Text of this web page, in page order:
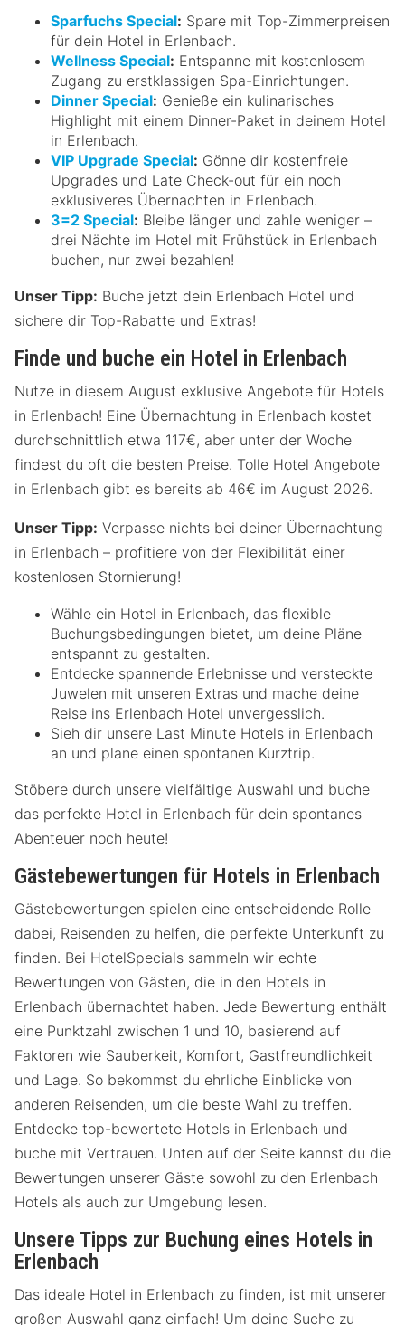
Sparfuchs Special: Spare mit Top-Zimmerpreisen
für dein Hotel in Erlenbach.
Wellness Special: Entspanne mit kostenlosem
Zugang zu erstklassigen Spa-Einrichtungen.
Dinner Special: Genieße ein kulinarisches
Highlight mit einem Dinner-Paket in deinem Hotel
in Erlenbach.
VIP Upgrade Special: Gönne dir kostenfreie
Upgrades und Late Check-out für ein noch
exklusiveres Übernachten in Erlenbach.
3=2 Special: Bleibe länger und zahle weniger –
drei Nächte im Hotel mit Frühstück in Erlenbach
buchen, nur zwei bezahlen!
Unser Tipp: Buche jetzt dein Erlenbach Hotel und
sichere dir Top-Rabatte und Extras!
Finde und buche ein Hotel in Erlenbach
Nutze in diesem August exklusive Angebote für Hotels
in Erlenbach! Eine Übernachtung in Erlenbach kostet
durchschnittlich etwa 117€, aber unter der Woche
findest du oft die besten Preise. Tolle Hotel Angebote
in Erlenbach gibt es bereits ab 46€ im August 2026.
Unser Tipp: Verpasse nichts bei deiner Übernachtung
in Erlenbach – profitiere von der Flexibilität einer
kostenlosen Stornierung!
Wähle ein Hotel in Erlenbach, das flexible
Buchungsbedingungen bietet, um deine Pläne
entspannt zu gestalten.
Entdecke spannende Erlebnisse und versteckte
Juwelen mit unseren Extras und mache deine
Reise ins Erlenbach Hotel unvergesslich.
Sieh dir unsere Last Minute Hotels in Erlenbach
an und plane einen spontanen Kurztrip.
Stöbere durch unsere vielfältige Auswahl und buche
das perfekte Hotel in Erlenbach für dein spontanes
Abenteuer noch heute!
Gästebewertungen für Hotels in Erlenbach
Gästebewertungen spielen eine entscheidende Rolle
dabei, Reisenden zu helfen, die perfekte Unterkunft zu
finden. Bei HotelSpecials sammeln wir echte
Bewertungen von Gästen, die in den Hotels in
Erlenbach übernachtet haben. Jede Bewertung enthält
eine Punktzahl zwischen 1 und 10, basierend auf
Faktoren wie Sauberkeit, Komfort, Gastfreundlichkeit
und Lage. So bekommst du ehrliche Einblicke von
anderen Reisenden, um die beste Wahl zu treffen.
Entdecke top-bewertete Hotels in Erlenbach und
buche mit Vertrauen. Unten auf der Seite kannst du die
Bewertungen unserer Gäste sowohl zu den Erlenbach
Hotels als auch zur Umgebung lesen.
Unsere Tipps zur Buchung eines Hotels in
Erlenbach
Das ideale Hotel in Erlenbach zu finden, ist mit unserer
großen Auswahl ganz einfach! Um deine Suche zu